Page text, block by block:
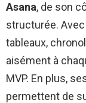
Asana, de son
structurée.
tableaux,
aisément à
MVP. En plus,
permettent de